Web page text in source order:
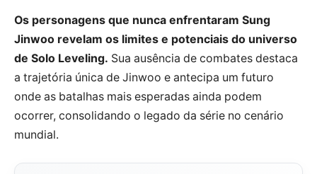
Os personagens que nunca enfrentaram Sung
Jinwoo revelam os limites e potenciais do universo
de Solo Leveling. Sua ausência de combates destaca
a trajetória única de Jinwoo e antecipa um futuro
onde as batalhas mais esperadas ainda podem
ocorrer, consolidando o legado da série no cenário
mundial.